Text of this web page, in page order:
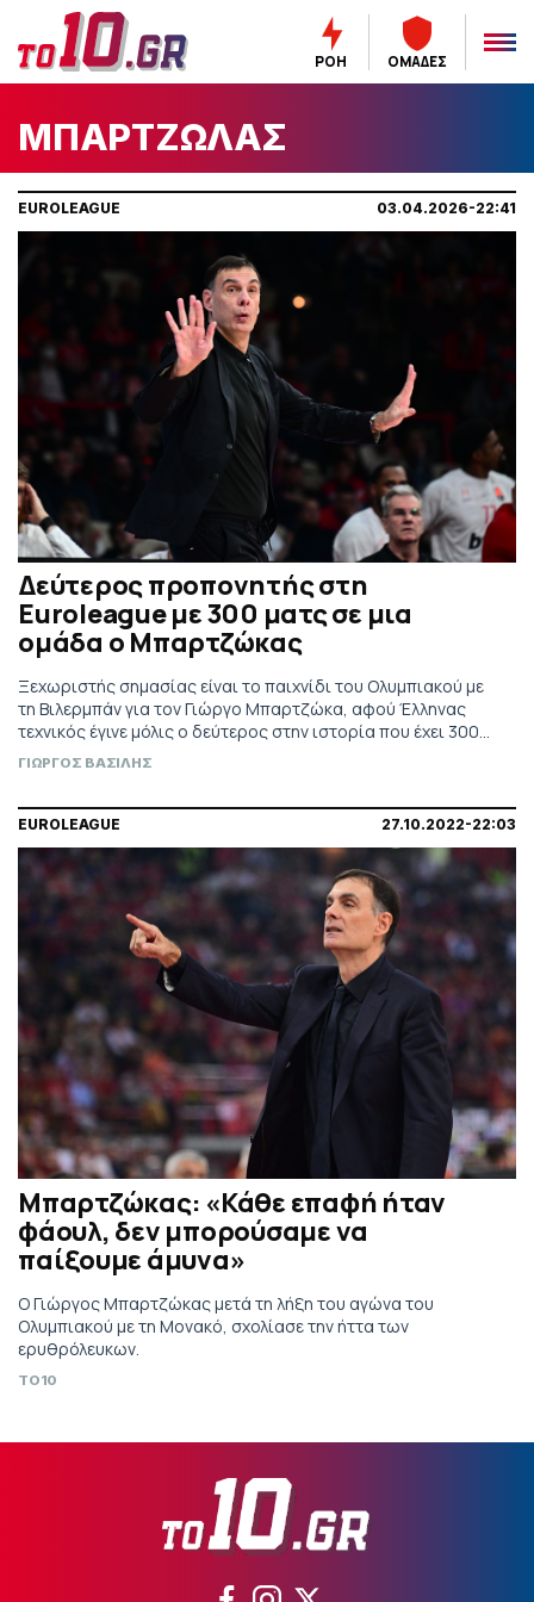
ΡΟΗ ΟΜΑΔΕΣ
ΜΠΑΡΤΖΩΛΑΣ
EUROLEAGUE 03.04.2026-22:41
Δεύτερος προπονητής στη
Euroleague με 300 ματς σε μια
ομάδα ο Μπαρτζώκας
Ξεχωριστής σημασίας είναι το παιχνίδι του Ολυμπιακού με
τη Βιλερμπάν για τον Γιώργο Μπαρτζώκα, αφού Έλληνας
τεχνικός έγινε μόλις ο δεύτερος στην ιστορία που έχει 300
ματς με μια ομάδα στη Euroleague.
ΓΙΩΡΓΟΣ ΒΑΣΙΛΗΣ
EUROLEAGUE 27.10.2022-22:03
Μπαρτζώκας: «Κάθε επαφή ήταν
φάουλ, δεν μπορούσαμε να
παίξουμε άμυνα»
Ο Γιώργος Μπαρτζώκας μετά τη λήξη του αγώνα του
Ολυμπιακού με τη Μονακό, σχολίασε την ήττα των
ερυθρόλευκων.
TO10